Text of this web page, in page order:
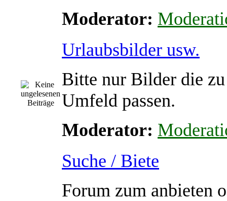
Moderator:
Urlaubsbilder usw.
Bitte nur Bilder die zu
Umfeld passen.
Moderator:
Suche / Biete
Forum zum anbieten